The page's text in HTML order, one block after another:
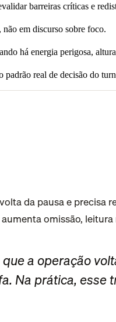
barreiras críticas e
em discurso sobre foco.
há energia perigosa,
padrão real de decisão do
omissão,
a operação
Na prática,